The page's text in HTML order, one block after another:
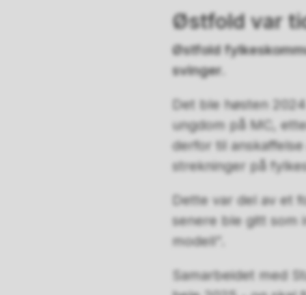
Østfold var
Østfold
svinger.
Det ble høsten
ungdom på MC,
derfor til
strekninger på
Dette var del av et
senere ble gitt som
modell”.
Samarbeidet med